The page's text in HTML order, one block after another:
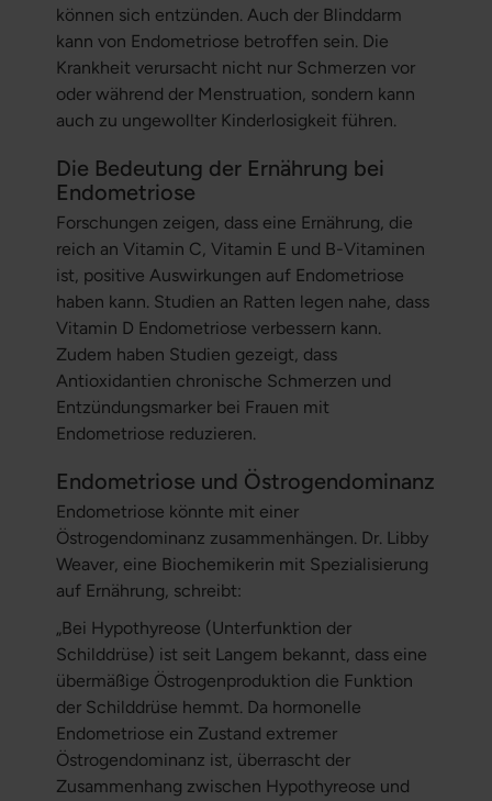
können sich entzünden. Auch der Blinddarm
kann von Endometriose betroffen sein. Die
Krankheit verursacht nicht nur Schmerzen vor
oder während der Menstruation, sondern kann
auch zu ungewollter Kinderlosigkeit führen.
Die Bedeutung der Ernährung bei
Endometriose
Forschungen zeigen, dass eine Ernährung, die
reich an Vitamin C, Vitamin E und B-Vitaminen
ist, positive Auswirkungen auf Endometriose
haben kann. Studien an Ratten legen nahe, dass
Vitamin D Endometriose verbessern kann.
Zudem haben Studien gezeigt, dass
Antioxidantien chronische Schmerzen und
Entzündungsmarker bei Frauen mit
Endometriose reduzieren.
Endometriose und Östrogendominanz
Endometriose könnte mit einer
Östrogendominanz zusammenhängen. Dr. Libby
Weaver, eine Biochemikerin mit Spezialisierung
auf Ernährung, schreibt:
„Bei Hypothyreose (Unterfunktion der
Schilddrüse) ist seit Langem bekannt, dass eine
übermäßige Östrogenproduktion die Funktion
der Schilddrüse hemmt. Da hormonelle
Endometriose ein Zustand extremer
Östrogendominanz ist, überrascht der
Zusammenhang zwischen Hypothyreose und